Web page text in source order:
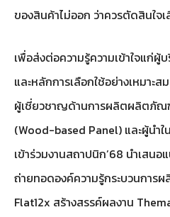
ของสินค้าไม่ออก ว่าควรตัดสินใจเ
เพื่อส่งต่อความรู้ความเข้าใจแก่ผู้
และหลักการเลือกใช้อย่างเหมาะ
ผู้เชี่ยวชาญด้านการผลิตผลิตภัณ
(Wood-based Panel) และผู้นำ
เข้าร่วมงานสถาปนิก’68 นำเสนอ
ถ่ายทอดองค์ความรู้กระบวนการ
Flat12x สร้างสรรค์ผลงาน